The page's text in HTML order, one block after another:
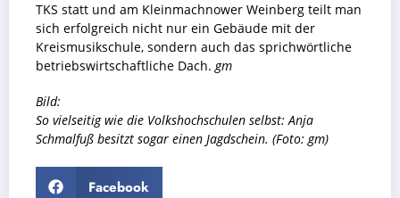
TKS statt und am Kleinmachnower Weinberg teilt man
sich erfolgreich nicht nur ein Gebäude mit der
Kreismusikschule, sondern auch das sprichwörtliche
betriebswirtschaftliche Dach.gm
Bild:
So vielseitig wie die Volkshochschulen selbst: Anja
Schmalfuß besitzt sogar einen Jagdschein. (Foto: gm)
Facebook